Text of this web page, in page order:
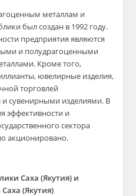
металлам и
был создан в 1992 году.
предприятия являются
и полудрагоценными
Кроме того,
ювелирные изделия,
торговлей
сувенирными изделиями. В
эффективности и
сектора
акционировано.
Саха (Якутия) и
(Якутия)